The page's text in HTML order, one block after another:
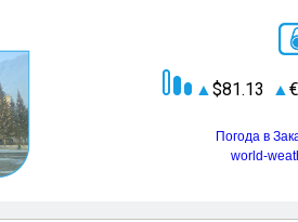
81.13
Погода в
world-